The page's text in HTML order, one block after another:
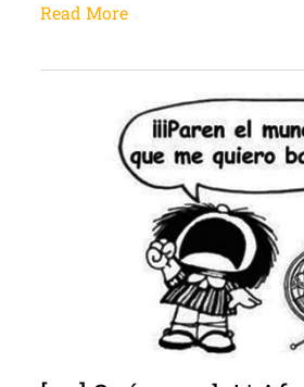
Read More